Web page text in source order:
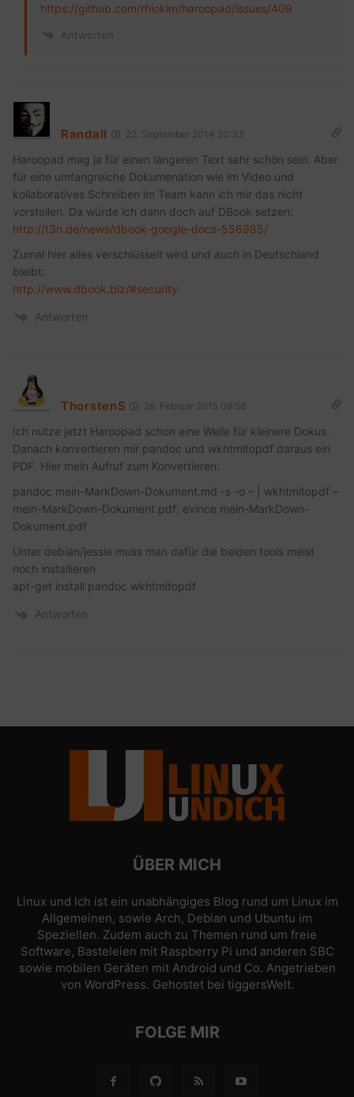
https://github.com/rhiokim/haroopad/issues/409
Antworten
Randall 22. September 2014 20:33
Haroopad mag ja für einen längeren Text sehr schön sein. Aber
für eine umfangreiche Dokumenation wie im Video und
kollaboratives Schreiben im Team kann ich mir das nicht
vorstellen. Da würde ich dann doch auf DBook setzen:
http://t3n.de/news/dbook-google-docs-556985/
Zumal hier alles verschlüsselt wird und auch in Deutschland
bleibt:
http://www.dbook.biz/#security
Antworten
ThorstenS 26. Februar 2015 09:58
Ich nutze jetzt Haroopad schon eine Weile für kleinere Dokus.
Danach konvertieren mir pandoc und wkhtmltopdf daraus ein
PDF. Hier mein Aufruf zum Konvertieren:
pandoc mein-MarkDown-Dokument.md -s -o – | wkhtmltopdf –
mein-MarkDown-Dokument.pdf; evince mein-MarkDown-
Dokument.pdf
Unter debian/jessie muss man dafür die beiden tools meist
noch installieren
apt-get install pandoc wkhtmltopdf
Antworten
ÜBER MICH
Linux und Ich ist ein unabhängiges Blog rund um Linux im
Allgemeinen, sowie Arch, Debian und Ubuntu im
Speziellen. Zudem auch zu Themen rund um freie
Software, Basteleien mit Raspberry Pi und anderen SBC
sowie mobilen Geräten mit Android und Co. Angetrieben
von WordPress. Gehostet bei tiggersWelt.
FOLGE MIR